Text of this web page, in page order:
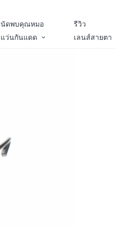
นัดพบคุณหมอ รีวิว
แว่นกันแดด เลนส์สายตา